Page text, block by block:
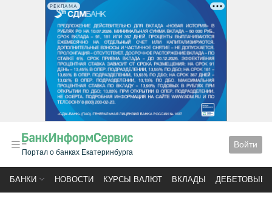
РЕКЛАМА
Портал о банках Екатеринбурга
Войти
БАНКИ НОВОСТИ КУРСЫ ВАЛЮТ ВКЛАДЫ ДЕБЕТОВЫЕ